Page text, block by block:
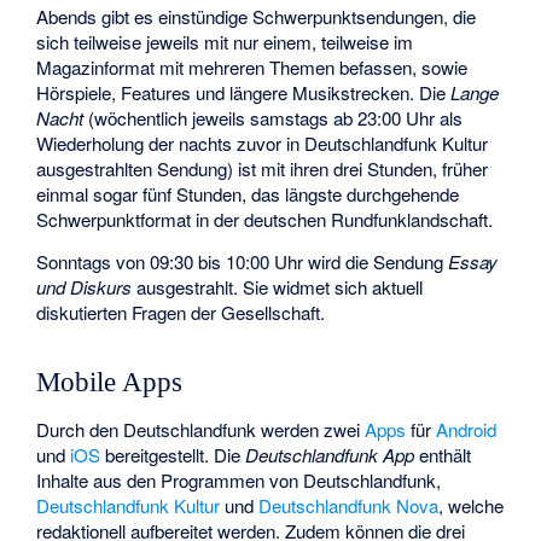
Abends gibt es einstündige Schwerpunktsendungen, die
sich teilweise jeweils mit nur einem, teilweise im
Magazinformat mit mehreren Themen befassen, sowie
Hörspiele, Features und längere Musikstrecken. DieLange
Nacht(wöchentlich jeweils samstags ab 23:00 Uhr als
Wiederholung der nachts zuvor in Deutschlandfunk Kultur
ausgestrahlten Sendung) ist mit ihren drei Stunden, früher
einmal sogar fünf Stunden, das längste durchgehende
Schwerpunktformat in der deutschen Rundfunklandschaft.
Sonntags von 09:30 bis 10:00 Uhr wird die Sendung Essay
und Diskurs ausgestrahlt. Sie widmet sich aktuell
diskutierten Fragen der Gesellschaft.
Mobile Apps
Durch den Deutschlandfunk werden zweiApps fürAndroid
und iOSbereitgestellt. DieDeutschlandfunk Appenthält
Inhalte aus den Programmen von Deutschlandfunk,
Deutschlandfunk Kultur und Deutschlandfunk Nova, welche
redaktionell aufbereitet werden. Zudem können die drei